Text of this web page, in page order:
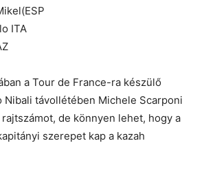
ITA
a Tour de France-ra készülő
Nibali távollétében Michele Scarponi
de könnyen lehet, hogy a
szerepet kap a kazah